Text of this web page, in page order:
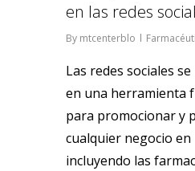
en las redes
By mtcenterblo
Las redes sociales
en una herramienta
para promocionar y
cualquier negocio en
incluyendo las